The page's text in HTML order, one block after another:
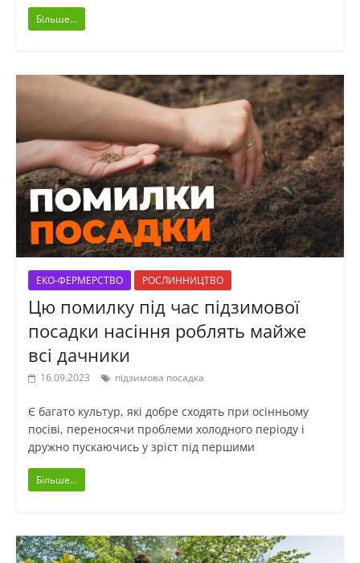
Більше...
ЕКО-ФЕРМЕРСТВО РОСЛИННИЦТВО
Цю помилку під час підзимової
посадки насіння роблять майже
всі дачники
16.09.2023 підзимова посадка
Є багато культур, які добре сходять при осінньому
посіві, переносячи проблеми холодного періоду і
дружно пускаючись у зріст під першими
Більше...